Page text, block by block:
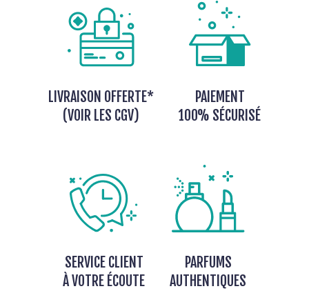
LIVRAISON OFFERTE*
(VOIR LES CGV)
PAIEMENT
100% SÉCURISÉ
SERVICE CLIENT
À VOTRE ÉCOUTE
PARFUMS
AUTHENTIQUES